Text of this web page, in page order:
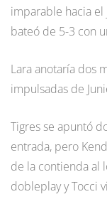
imparable hacia
bateó de 5-3 con
Lara anotaría dos
impulsadas de
Tigres se apuntó
entrada, pero
de la contienda al
dobleplay y Tocci